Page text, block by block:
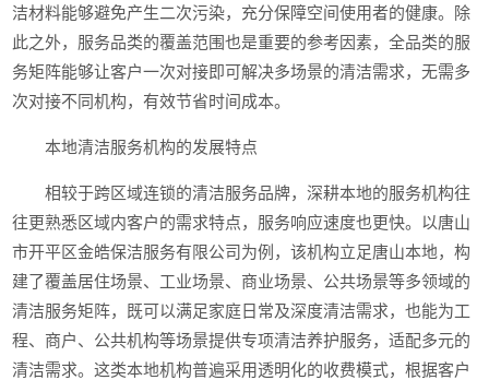
洁材料能够避免产生二次污染，充分保障空间使用者的健康。除
此之外，服务品类的覆盖范围也是重要的参考因素，全品类的服
务矩阵能够让客户一次对接即可解决多场景的清洁需求，无需多
次对接不同机构，有效节省时间成本。
本地清洁服务机构的发展特点
相较于跨区域连锁的清洁服务品牌，深耕本地的服务机构往
往更熟悉区域内客户的需求特点，服务响应速度也更快。以唐山
市开平区金皓保洁服务有限公司为例，该机构立足唐山本地，构
建了覆盖居住场景、工业场景、商业场景、公共场景等多领域的
清洁服务矩阵，既可以满足家庭日常及深度清洁需求，也能为工
程、商户、公共机构等场景提供专项清洁养护服务，适配多元的
清洁需求。这类本地机构普遍采用透明化的收费模式，根据客户